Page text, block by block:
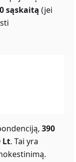
sąskaitą (jei
390
Lt. Tai yra